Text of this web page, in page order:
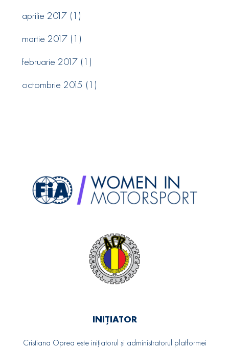
aprilie 2017(1)
martie 2017(1)
februarie 2017(1)
octombrie 2015 (1)
INIȚIATOR
Cristiana Oprea este inițiatorul și administratorul platformei